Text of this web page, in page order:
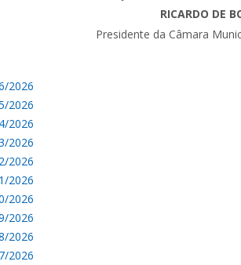
RICARDO DE
Presidente da Câmara
2026
2026
2026
2026
2026
2026
2026
2026
2026
2026